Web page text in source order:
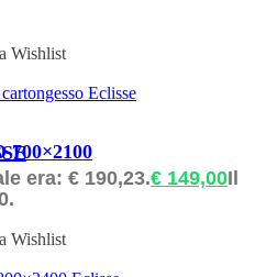
Wishlist
era: € 190,23.€ 149,00Il
Wishlist